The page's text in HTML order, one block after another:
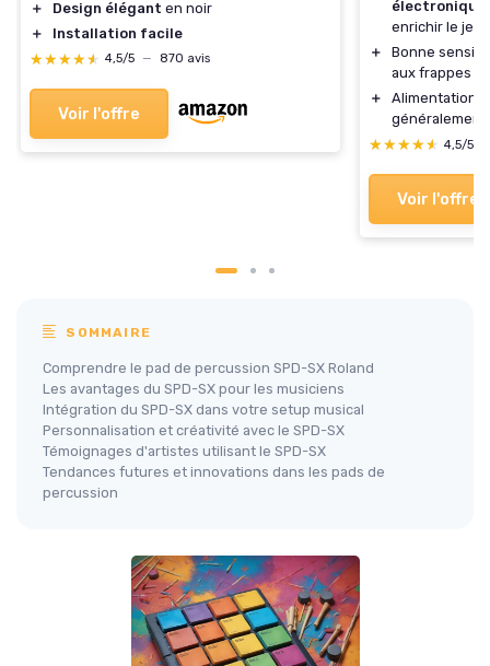
＋
Design élégant en noir
＋
Installation facile
★★★★★
★★★★★ 4,5/5 — 870 avis
Voir l'offre
enrichir le jeu
＋
Bonne
aux frappes
＋
Alimentation
généralement
★★★★★
★★★★★ 4,5/5
Voir l'offre
SOMMAIRE
Comprendre le pad de percussion SPD-SX Roland
Les avantages du SPD-SX pour les musiciens
Intégration du SPD-SX dans votre setup musical
Personnalisation et créativité avec le SPD-SX
Témoignages d'artistes utilisant le SPD-SX
Tendances futures et innovations dans les pads de
percussion